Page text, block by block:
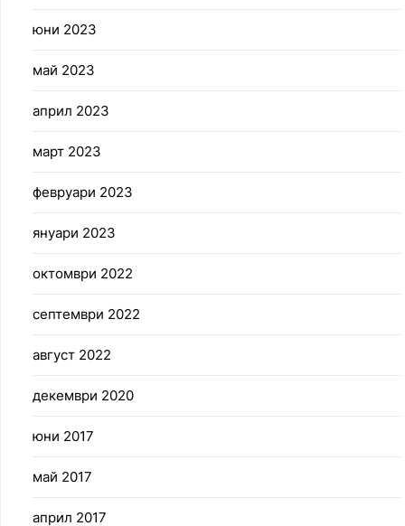
юни 2023
май 2023
април 2023
март 2023
февруари 2023
януари 2023
октомври 2022
септември 2022
август 2022
декември 2020
юни 2017
май 2017
април 2017